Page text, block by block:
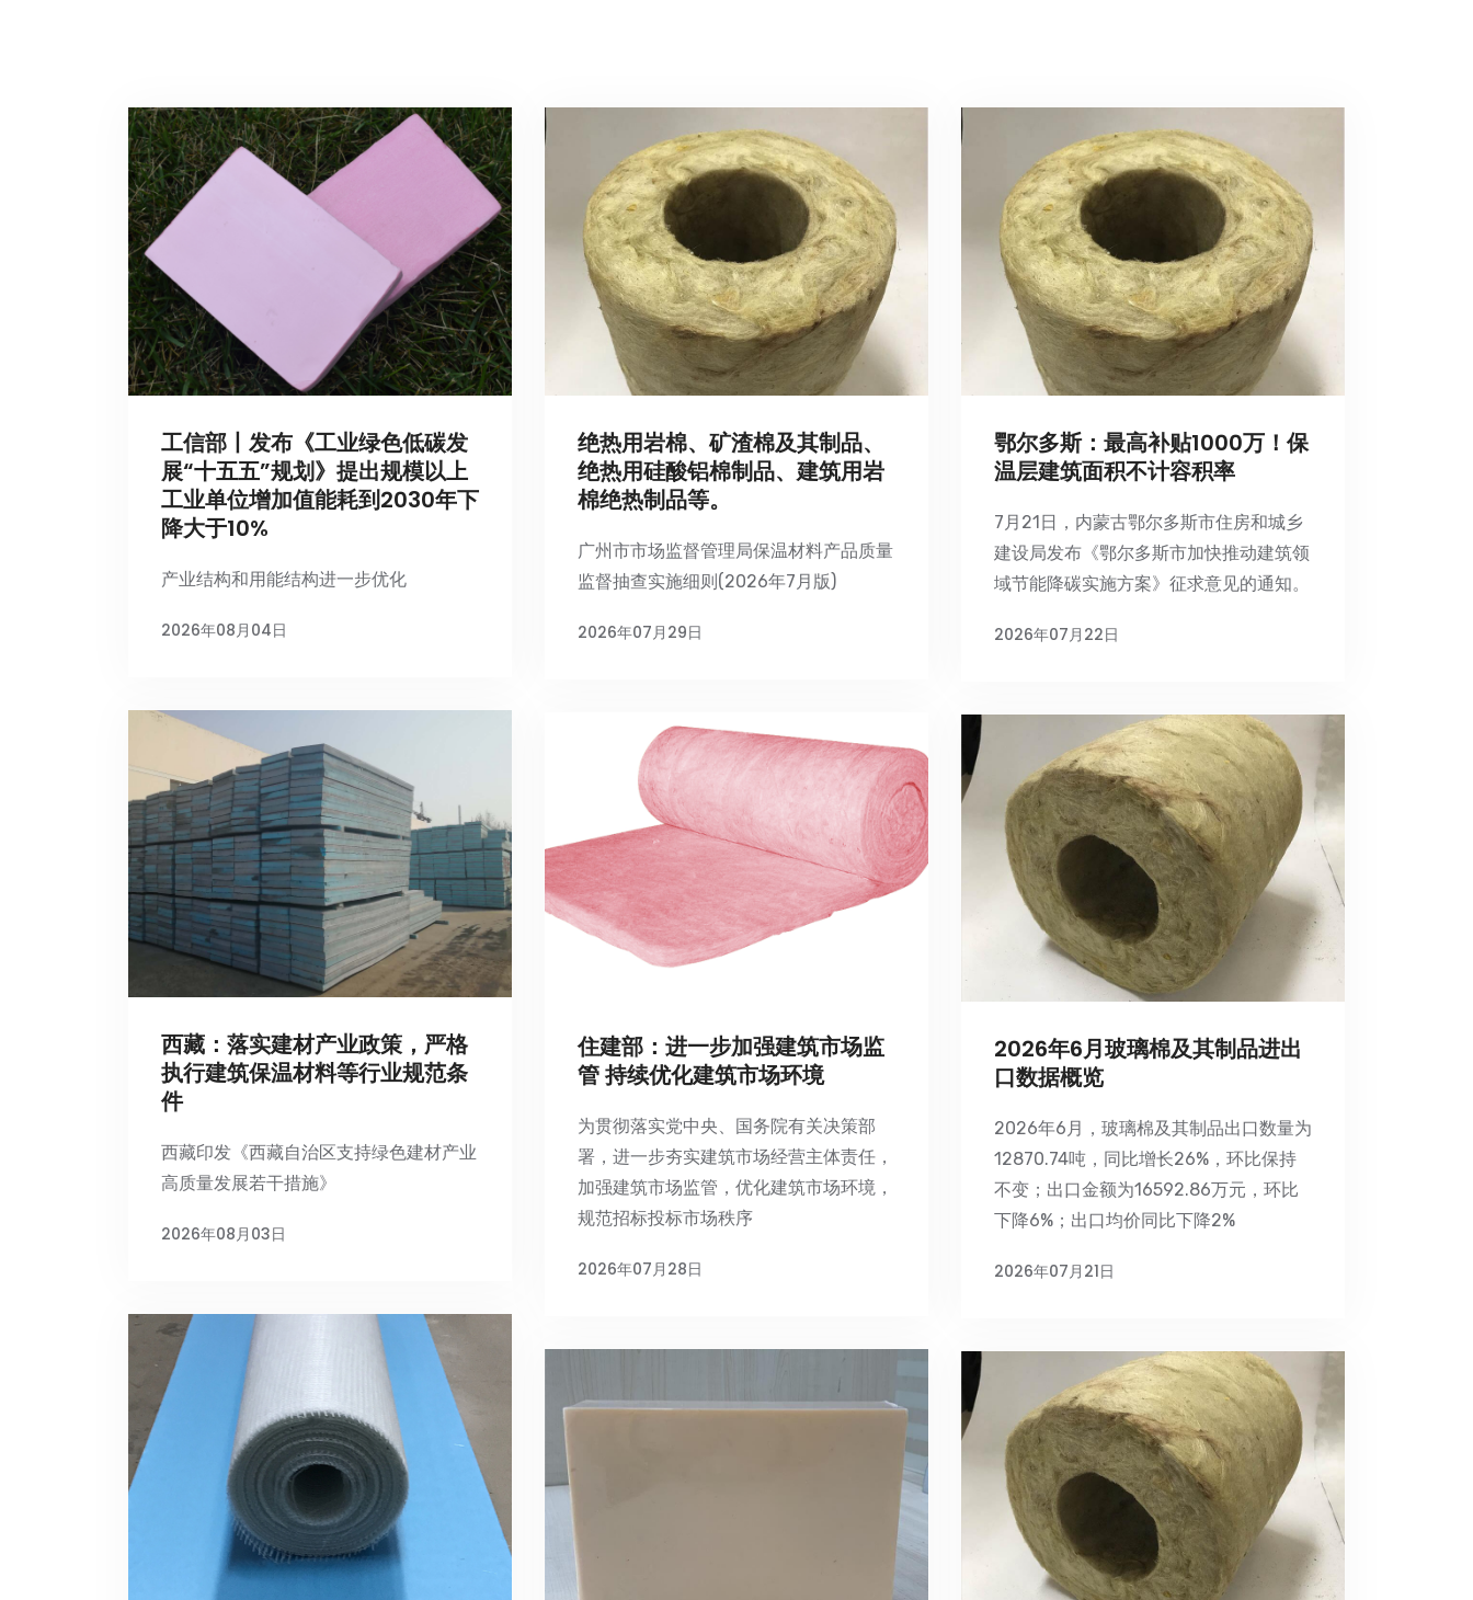
工信部丨发布《工业绿色低碳发
展“十五五”规划》提出规模以上
工业单位增加值能耗到2030年下
降大于10%
产业结构和用能结构进一步优化
2026年08月04日
西藏：落实建材产业政策，严格
执行建筑保温材料等行业规范条
件
西藏印发《西藏自治区支持绿色建材产业
高质量发展若干措施》
2026年08月03日
绝热用岩棉、矿渣棉及其制品、
绝热用硅酸铝棉制品、建筑用岩
棉绝热制品等。
广州市市场监督管理局保温材料产品质量
监督抽查实施细则(2026年7月版)
2026年07月29日
住建部：进一步加强建筑市场监
管 持续优化建筑市场环境
为贯彻落实党中央、国务院有关决策部
署，进一步夯实建筑市场经营主体责任，
加强建筑市场监管，优化建筑市场环境，
规范招标投标市场秩序
2026年07月28日
鄂尔多斯：最高补贴1000万！保
温层建筑面积不计容积率
7月21日，内蒙古鄂尔多斯市住房和城乡
建设局发布《鄂尔多斯市加快推动建筑领
域节能降碳实施方案》征求意见的通知。
2026年07月22日
2026年6月玻璃棉及其制品进出
口数据概览
2026年6月，玻璃棉及其制品出口数量为
12870.74吨，同比增长26%，环比保持
不变；出口金额为16592.86万元，环比
下降6%；出口均价同比下降2%
2026年07月21日